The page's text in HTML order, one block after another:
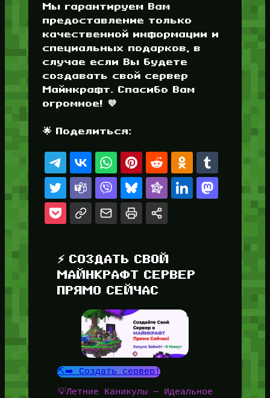
Мы гарантируем Вам
предоставление только
качественной информации и
специальных подарков, в
случае если Вы будете
создавать свой сервер
Майнкрафт. Спасибо Вам
огромное! 💜
🌟 Поделиться:
⚡ СОЗДАТЬ СВОЙ
МАЙНКРАФТ СЕРВЕР
ПРЯМО СЕЙЧАС
⛏️➡️ Создать сервер!
💡Летние Каникулы — Идеальное